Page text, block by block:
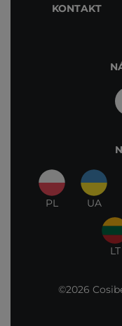
KONTAKT
PL UA
LT
©2026